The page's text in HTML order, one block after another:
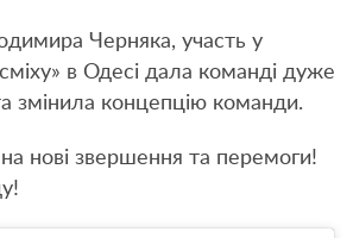
Черняка, участь у
в Одесі дала команді дуже
змінила концепцію команди.
нові звершення та перемоги!